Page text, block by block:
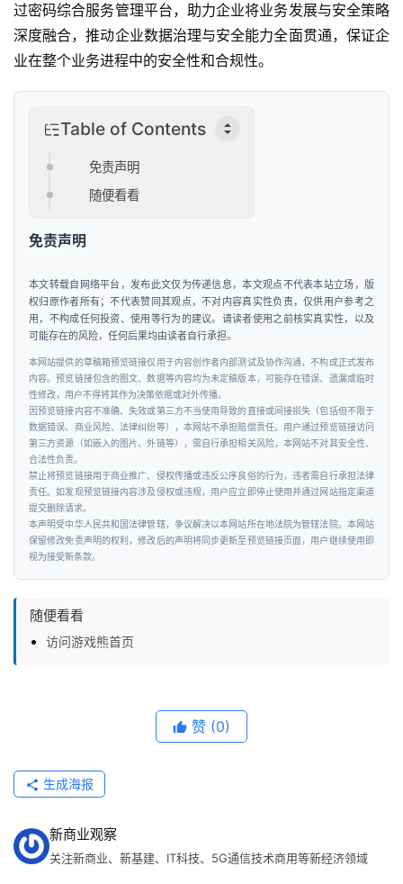
过密码综合服务管理平台，助力企业将业务发展与安全策略
深度融合，推动企业数据治理与安全能力全面贯通，保证企
业在整个业务进程中的安全性和合规性。
Table of Contents
免责声明
随便看看
免责声明
本文转载自网络平台，发布此文仅为传递信息，本文观点不代表本站立场，版
权归原作者所有；不代表赞同其观点，不对内容真实性负责，仅供用户参考之
用，不构成任何投资、使用等行为的建议。请读者使用之前核实真实性，以及
可能存在的风险，任何后果均由读者自行承担。
本网站提供的草稿箱预览链接仅用于内容创作者内部测试及协作沟通，不构成正式发布
内容。预览链接包含的图文、数据等内容均为未定稿版本，可能存在错误、遗漏或临时
性修改，用户不得将其作为决策依据或对外传播。
因预览链接内容不准确、失效或第三方不当使用导致的直接或间接损失（包括但不限于
数据错误、商业风险、法律纠纷等），本网站不承担赔偿责任。用户通过预览链接访问
第三方资源（如嵌入的图片、外链等），需自行承担相关风险，本网站不对其安全性、
合法性负责。
禁止将预览链接用于商业推广、侵权传播或违反公序良俗的行为，违者需自行承担法律
责任。如发现预览链接内容涉及侵权或违规，用户应立即停止使用并通过网站指定渠道
提交删除请求。
本声明受中华人民共和国法律管辖，争议解决以本网站所在地法院为管辖法院。本网站
保留修改免责声明的权利，修改后的声明将同步更新至预览链接页面，用户继续使用即
视为接受新条款。
随便看看
访问游戏熊首页
赞 (0)
生成海报
新商业观察
关注新商业、新基建、IT科技、5G通信技术商用等新经济领域